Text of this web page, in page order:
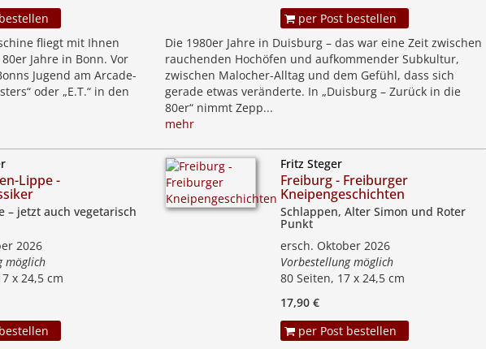
fliegt mit Ihnen
Jahre in Bonn. Vor
Jugend am Arcade-
oder „E.T.“ in den
per Post bestellen
Die 1980er Jahre in Duisburg – das war eine Zeit zwischen
rauchenden Hochöfen und aufkommender Subkultur,
zwischen Malocher-Alltag und dem Gefühl, dass sich
gerade etwas veränderte. In „Duisburg – Zurück in die
80er“ nimmt Zepp...
mehr
Lippe -
– jetzt auch vegetarisch
2026
möglich
x 24,5 cm
Fritz Steger
Freiburg - Freiburger
Kneipengeschichten
Schlappen, Alter Simon und Roter
Punkt
ersch. Oktober 2026
Vorbestellung möglich
80 Seiten, 17 x 24,5 cm
17,90 €
per Post bestellen